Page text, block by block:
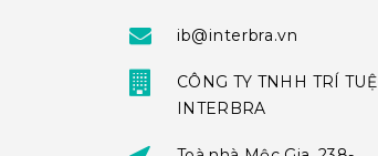
ib@interbra.vn
CÔNG TY TNHH TRÍ TUỆ
INTERBRA